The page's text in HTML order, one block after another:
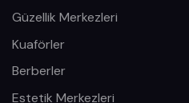
Güzellik Merkezleri
Kuaförler
Berberler
Estetik Merkezleri